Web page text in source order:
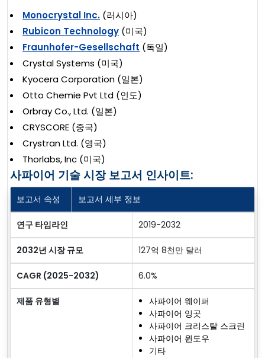
Monocrystal Inc. (러시아)
Rubicon Technology (미국)
Fraunhofer-Gesellschaft (독일)
Crystal Systems (미국)
Kyocera Corporation (일본)
Otto Chemie Pvt Ltd (인도)
Orbray Co., Ltd. (일본)
CRYSCORE (중국)
Crystran Ltd. (영국)
Thorlabs, Inc (미국)
사파이어 기술 시장 보고서 인사이트:
보고서 속성 보고서 세부 정보
연구 타임라인 2019-2032
2032년 시장 규모 127억 8천만 달러
CAGR (2025-2032) 6.0%
제품 유형별
사파이어 웨이퍼
사파이어 잉곳
사파이어 크리스탈 스크린
사파이어 윈도우
기타